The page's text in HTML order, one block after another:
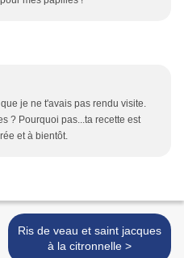
je ne t'avais pas rendu visite.
? Pourquoi pas...ta recette est
et à bientôt.
Ris de veau et saint jacques
à la citronnelle >